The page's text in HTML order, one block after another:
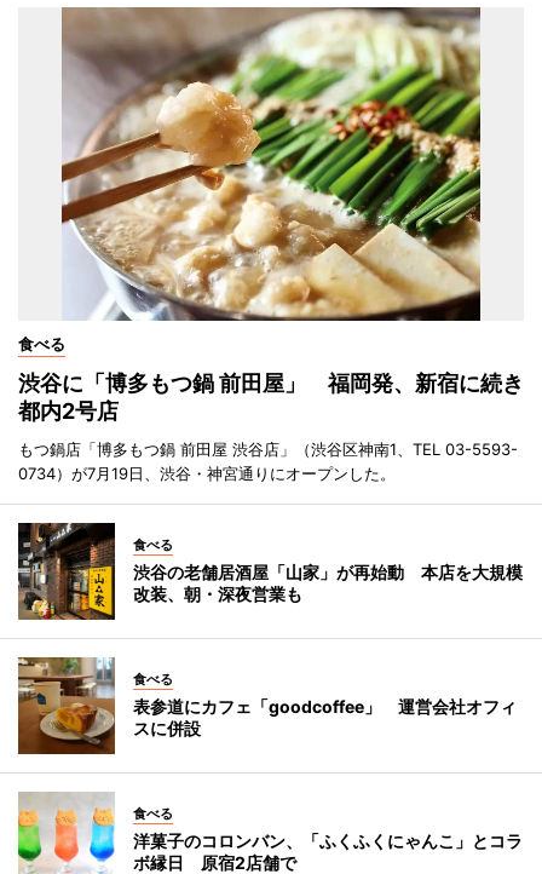
食べる
渋谷に「博多もつ鍋 前田屋」 福岡発、新宿に続き
都内2号店
もつ鍋店「博多もつ鍋 前田屋 渋谷店」（渋谷区神南1、TEL 03-5593-
0734）が7月19日、渋谷・神宮通りにオープンした。
食べる
渋谷の老舗居酒屋「山家」が再始動 本店を大規模
改装、朝・深夜営業も
食べる
表参道にカフェ「goodcoffee」 運営会社オフィ
スに併設
食べる
洋菓子のコロンバン、「ふくふくにゃんこ」とコラ
ボ縁日 原宿2店舗で